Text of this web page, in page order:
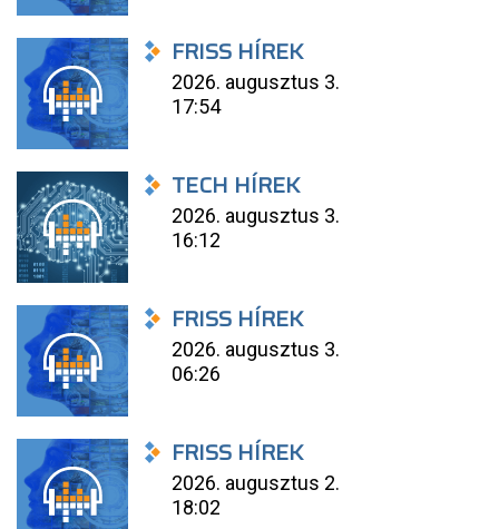
FRISS HÍREK
2026. augusztus 3.
17:54
TECH HÍREK
2026. augusztus 3.
16:12
FRISS HÍREK
2026. augusztus 3.
06:26
FRISS HÍREK
2026. augusztus 2.
18:02